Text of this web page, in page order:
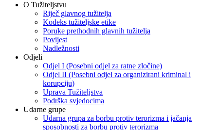
O Tužiteljstvu
Riječ glavnog tužitelja
Kodeks tužiteljske etike
Poruke prethodnih glavnih tužitelja
Povijest
Nadležnosti
Odjeli
Odjel I (Posebni odjel za ratne zločine)
Odjel II (Posebni odjel za organizirani kriminal i
korupciju)
Uprava Tužiteljstva
Podrška svjedocima
Udarne grupe
Udarna grupa za borbu protiv terorizma i jačanja
sposobnosti za borbu protiv terorizma